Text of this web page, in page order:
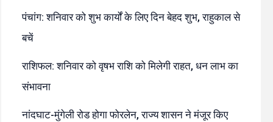
पंचांग: शनिवार को शुभ कार्यों के लिए दिन बेहद शुभ, राहुकाल से
बचें
राशिफल: शनिवार को वृषभ राशि को मिलेगी राहत, धन लाभ का
संभावना
नांदघाट-मुंगेली रोड होगा फोरलेन, राज्य शासन ने मंजूर किए